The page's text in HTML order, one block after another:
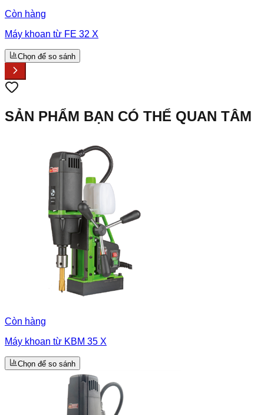
Còn hàng
Máy khoan từ FE 32 X
Chọn để so sánh
SẢN PHẨM BẠN CÓ THỂ QUAN TÂM
Còn hàng
Máy khoan từ KBM 35 X
Chọn để so sánh